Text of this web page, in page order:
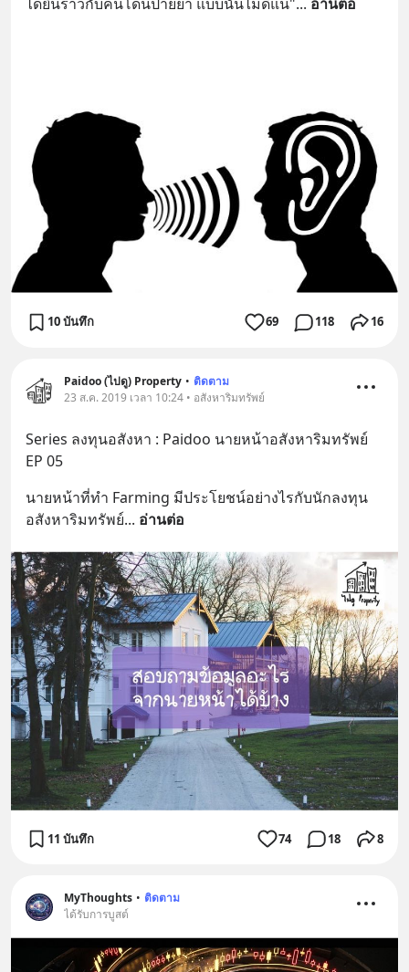
10 บันทึก 69 118 16
Paidoo (ไปดู) Property • ติดตาม
23 ส.ค. 2019 เวลา 10:24 • อสังหาริมทรัพย์
Series ลงทุนอสังหา : Paidoo นายหน้าอสังหาริมทรัพย์
EP 05
นายหน้าที่ทำ Farming มีประโยชน์อย่างไรกับนักลงทุน
อสังหาริมทรัพย์... อ่านต่อ
11 บันทึก 74 18 8
MyThoughts • ติดตาม
ได้รับการบูสต์